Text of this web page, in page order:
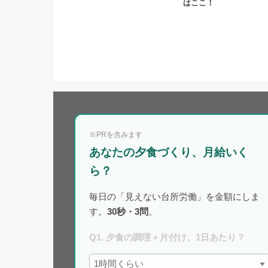
はここ！
※PRを含みます
あなたの夕食づくり、月給いく
ら？
毎日の「見えない台所労働」を金額にしま
す。 30秒・3問 。
Q1. 夕食の調理＋片付け、1日あたり？